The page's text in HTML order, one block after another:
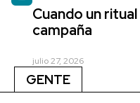
Cuando un
campaña
julio 27, 2026
GENTE